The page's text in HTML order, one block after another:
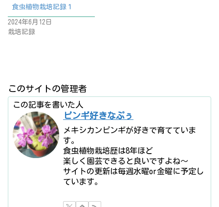
食虫植物栽培記録１
2024年6月12日
栽培記録
このサイトの管理者
この記事を書いた人
ピンギ好きなぷぅ
メキシカンピンギが好きで育てていま
す。
食虫植物栽培歴は8年ほど
楽しく園芸できると良いですよね〜
サイトの更新は毎週水曜or金曜に予定し
ています。